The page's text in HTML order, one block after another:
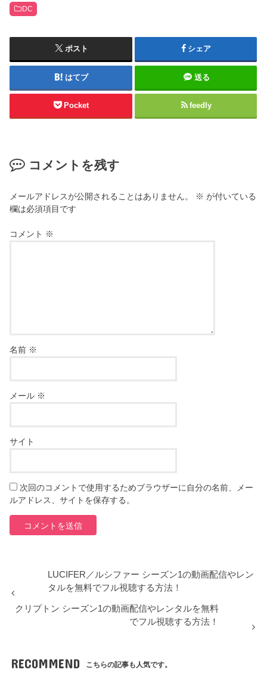
DC
ポスト シェア
はてブ 送る
Pocket feedly
コメントを残す
メールアドレスが公開されることはありません。 ※ が付いている
欄は必須項目です
コメント ※
名前 ※
メール ※
サイト
次回のコメントで使用するためブラウザーに自分の名前、メー
ルアドレス、サイトを保存する。
LUCIFER／ルシファー シーズン1の動画配信やレン
タルを無料でフル視聴する方法！
クリプトン シーズン1の動画配信やレンタルを無料
でフル視聴する方法！
RECOMMEND こちらの記事も人気です。